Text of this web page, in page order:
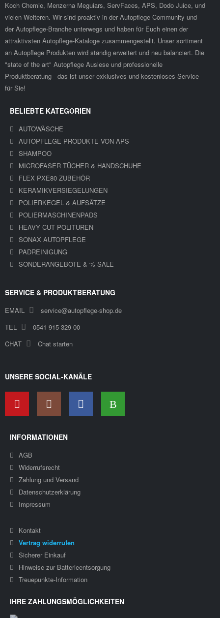
Koch Chemie, Menzerna Meguiars, ServFaces, APS, Dodo Juice, und
vielen Weiteren. Wir sind proaktiv in der Autopflege Community und
der Autopflege-Branche unterwegs und haben für Euch einen der
attraktivsten Autopflege-Kataloge zusammengestellt. Unser sortiment
an Autopflege Produkten wird ständig erweitert und neu balanciert. Die
"state of the art" Autopflege Auslese und professionelle
Produktberatung - das ist unser exklusives und kostenloses Service
für Sie!
BELIEBTE KATEGORIEN
AUTOWÄSCHE
AUTOPFLEGE PRODUKTE VON APS
SHAMPOO
MICROFASER TÜCHER & HANDSCHUHE
FLEX PXE80 ZUBEHÖR
KERAMIKVERSIEGELUNGEN
POLIERKEGEL & AUFSÄTZE
POLIERMASCHINENPADS
HEAVY CUT POLITUREN
SONAX AUTOPFLEGE
PADREINIGUNG
SONDERANGEBOTE & % SALE
SERVICE & PRODUKTBERATUNG
EMAIL
service@autopflege-shop.de
TEL
0541 915 329 00
CHAT
Chat starten
UNSERE SOCIAL-KANÄLE
INFORMATIONEN
AGB
Widerrufsrecht
Zahlung und Versand
Datenschutzerklärung
Impressum
Kontakt
Vertrag widerrufen
Sicherer Einkauf
Hinweise zur Batterieentsorgung
Treuepunkte-Information
IHRE ZAHLUNGSMÖGLICHKEITEN